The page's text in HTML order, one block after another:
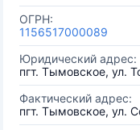
ОГРН:
1156517000089
Юридический адрес:
пгт. Тымовское, ул.
Фактический адрес:
пгт. Тымовское, ул.